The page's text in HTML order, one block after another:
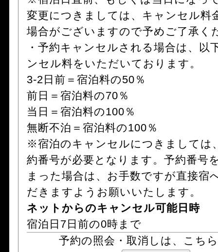
変更につきましては、キャンセル料
場合がございますので予めご了承く
・予約キャンセルされる場合は、以
ンセル料をいただいております。
3-2日前＝宿泊料の50％
前日＝宿泊料の70％
当日＝宿泊料の100％
無断不泊＝宿泊料の100％
※宿泊のキャンセルにつきましては
約番号が必要となります。予約番号
まった場合は、お手数ですが直接宿
だきますようお願いいたします。
ネットからのキャンセル可能日時
宿泊日7日前の0時まで
予約の照会・取消しは、 こちら